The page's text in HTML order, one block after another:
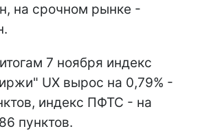
на срочном рынке -
7 ноября индекс
UX вырос на 0,79% -
индекс ПФТС - на
пунктов.